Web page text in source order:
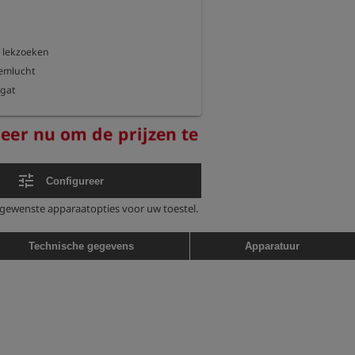
lekzoeken
nu om de prijzen te
tune Configureer
apparaatopties voor uw toestel.
Technische gegevens Apparatuur